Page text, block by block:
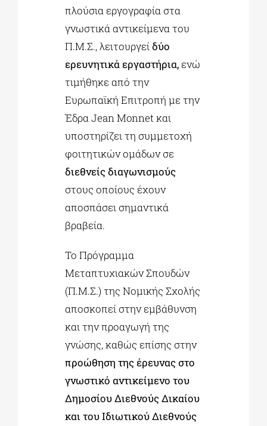
πλούσια εργογραφία στα
γνωστικά αντικείμενα του
Π.Μ.Σ., λειτουργείδύο
ερευνητικά εργαστήρια, ενώ
τιμήθηκε από την
Ευρωπαϊκή Επιτροπή με την
Έδρα Jean Monnet και
υποστηρίζει τη συμμετοχή
φοιτητικών ομάδων σε
διεθνείς διαγωνισμούς
στους οποίους έχουν
αποσπάσει σημαντικά
βραβεία.
Το Πρόγραμμα
Μεταπτυχιακών Σπουδών
(Π.Μ.Σ.) της Νομικής Σχολής
αποσκοπεί στην εμβάθυνση
και την προαγωγή της
γνώσης, καθώς επίσης στην
προώθηση της έρευνας στο
γνωστικό αντικείμενο του
Δημοσίου Διεθνούς Δικαίου
και του Ιδιωτικού Διεθνούς